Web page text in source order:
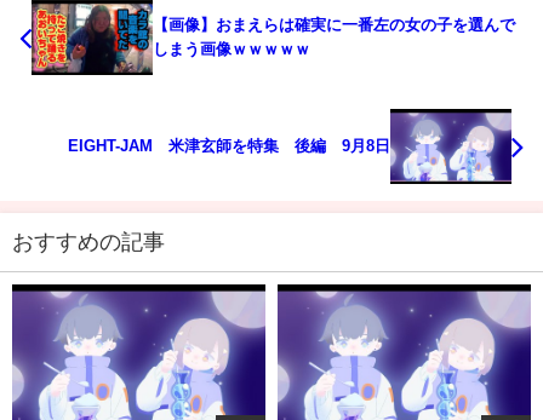
【画像】おまえらは確実に一番左の女の子を選んで
しまう画像ｗｗｗｗｗ
EIGHT-JAM 米津玄師を特集 後編 9月8日
おすすめの記事